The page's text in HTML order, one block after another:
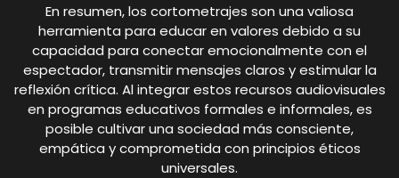
En resumen, los cortometrajes son una valiosa
herramienta para educar en valores debido a su
capacidad para conectar emocionalmente con el
espectador, transmitir mensajes claros y estimular la
reflexión crítica. Al integrar estos recursos audiovisuales
en programas educativos formales e informales, es
posible cultivar una sociedad más consciente,
empática y comprometida con principios éticos
universales.